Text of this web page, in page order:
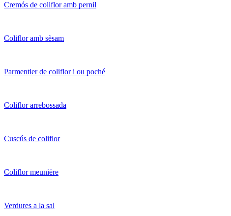
Cremós de coliflor amb pernil
Coliflor amb sèsam
Parmentier de coliflor i ou poché
Coliflor arrebossada
Cuscús de coliflor
Coliflor meunière
Verdures a la sal